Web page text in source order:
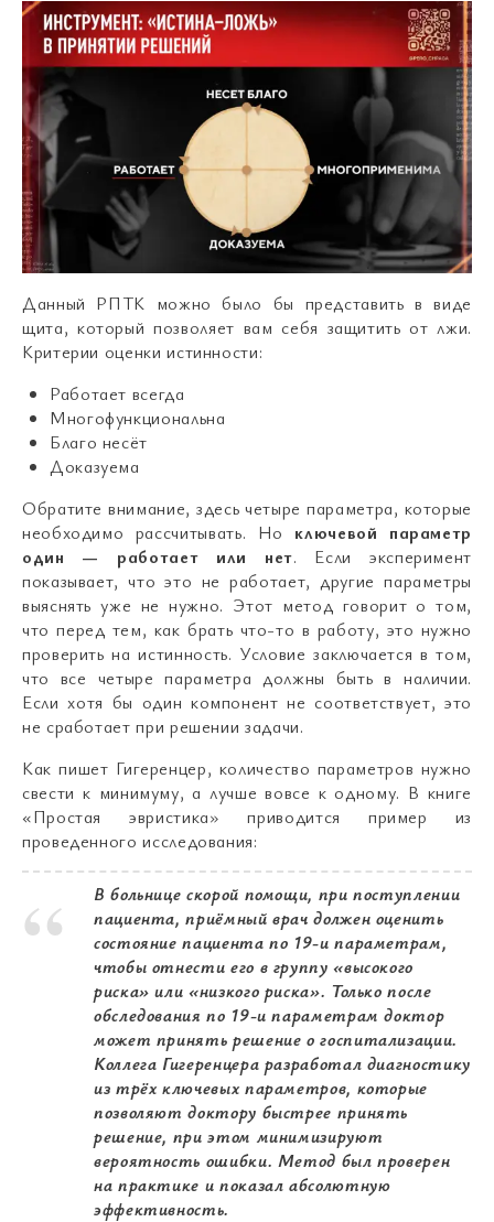
Данный РПТК можно было бы представить в виде
щита, который позволяет вам себя защитить от лжи.
Критерии оценки истинности:
Работает всегда
Многофункциональна
Благо несёт
Доказуема
Обратите внимание, здесь четыре параметра, которые
необходимо рассчитывать. Но ключевой параметр
один — работает или нет. Если эксперимент
показывает, что это не работает, другие параметры
выяснять уже не нужно. Этот метод говорит о том,
что перед тем, как брать что-то в работу, это нужно
проверить на истинность. Условие заключается в том,
что все четыре параметра должны быть в наличии.
Если хотя бы один компонент не соответствует, это
не сработает при решении задачи.
Как пишет Гигеренцер, количество параметров нужно
свести к минимуму, а лучше вовсе к одному. В книге
«Простая эвристика» приводится пример из
проведенного исследования:
В больнице скорой помощи, при поступлении
пациента, приёмный врач должен оценить
состояние пациента по 19-и параметрам,
чтобы отнести его в группу «высокого
риска» или «низкого риска». Только после
обследования по 19-и параметрам доктор
может принять решение о госпитализации.
Коллега Гигеренцера разработал диагностику
из трёх ключевых параметров, которые
позволяют доктору быстрее принять
решение, при этом минимизируют
вероятность ошибки. Метод был проверен
на практике и показал абсолютную
эффективность.